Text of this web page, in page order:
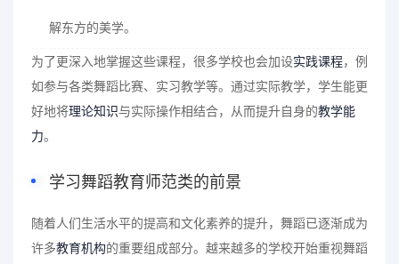
解东方的美学。
为了更深入地掌握这些课程，很多学校也会加设实践课程，例
如参与各类舞蹈比赛、实习教学等。通过实际教学，学生能更
好地将理论知识与实际操作相结合，从而提升自身的教学能
力。
学习舞蹈教育师范类的前景
随着人们生活水平的提高和文化素养的提升，舞蹈已逐渐成为
许多教育机构的重要组成部分。越来越多的学校开始重视舞蹈